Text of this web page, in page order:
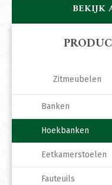
BEKIJK
Zitmeubelen
Banken
Hoekbanken
Eetkamerstoelen
Fauteuils